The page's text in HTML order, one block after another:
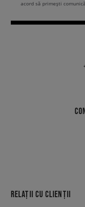
acord să primești
RELAȚII CU CLIENȚII